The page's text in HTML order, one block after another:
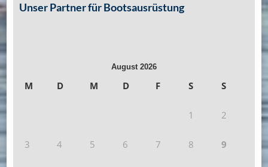
Unser Partner für Bootsausrüstung
August 2026
M D M D F S S
1 2
3 4 5 6 7 8 9